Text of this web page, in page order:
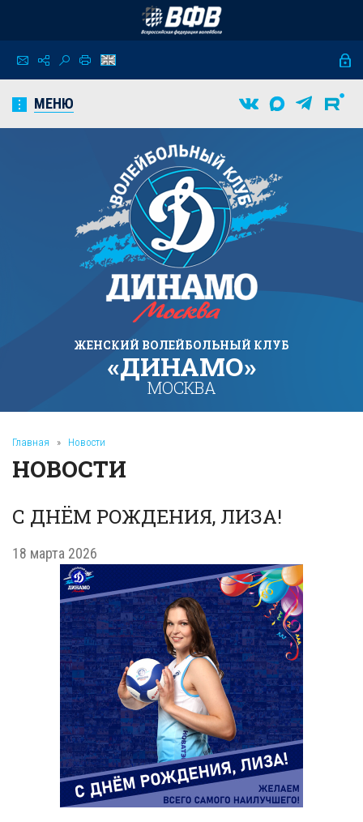
МЕНЮ
ЖЕНСКИЙ ВОЛЕЙБОЛЬНЫЙ КЛУБ
«ДИНАМО»
МОСКВА
Главная » Новости
НОВОСТИ
С ДНЁМ РОЖДЕНИЯ, ЛИЗА!
18 марта 2026